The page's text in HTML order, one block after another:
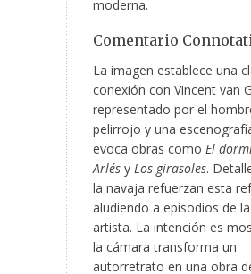
moderna.
Comentario
La imagen establece una
conexión con Vincent van
representado por el
pelirrojo y una
evoca obras como El
Arlés y Los girasoles.
la navaja refuerzan esta
aludiendo a episodios de
artista. La intención es
la cámara transforma un
autorretrato en una obra